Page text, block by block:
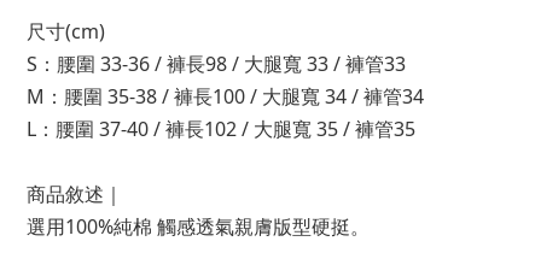
尺寸(cm)
S：腰圍 33-36 / 褲長98 / 大腿寬 33 / 褲管33
M：腰圍 35-38 / 褲長100 / 大腿寬 34 / 褲管34
L：腰圍 37-40 / 褲長102 / 大腿寬 35 / 褲管35
商品敘述｜
選用100%純棉 觸感透氣親膚版型硬挺。